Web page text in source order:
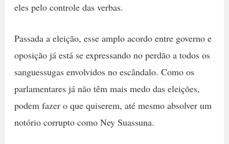
eles pelo controle das verbas.
Passada a eleição, esse amplo acordo entre governo e
oposição já está se expressando no perdão a todos os
sanguessugas envolvidos no escândalo. Como os
parlamentares já não têm mais medo das eleições,
podem fazer o que quiserem, até mesmo absolver um
notório corrupto como Ney Suassuna.